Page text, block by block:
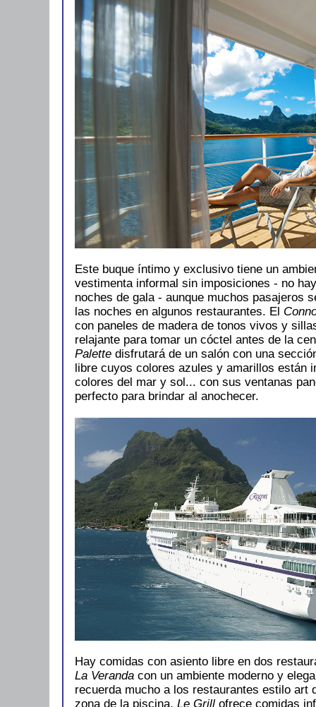
Este buque íntimo y exclusivo tiene un
vestimenta informal sin imposiciones - no
noches de gala - aunque muchos pasajeros
las noches en algunos restaurantes. El
con paneles de madera de tonos vivos y
relajante para tomar un cóctel antes de la
Palette disfrutará de un salón con una
libre cuyos colores azules y amarillos están
colores del mar y sol... con sus ventanas
perfecto para brindar al anochecer.
Hay comidas con asiento libre en dos
La Veranda con un ambiente moderno y
recuerda mucho a los restaurantes estilo art
zona de la piscina, Le Grill ofrece comidas